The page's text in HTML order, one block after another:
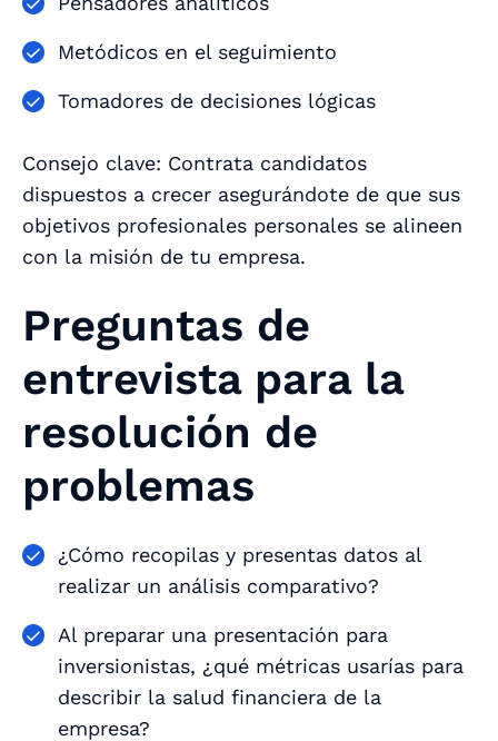
Metódicos en el seguimiento
Tomadores de decisiones lógicas
Consejo clave: Contrata candidatos
dispuestos a crecer asegurándote de que sus
objetivos profesionales personales se alineen
con la misión de tu empresa.
Preguntas de
entrevista para la
resolución de
problemas
¿Cómo recopilas y presentas datos al
realizar un análisis comparativo?
Al preparar una presentación para
inversionistas, ¿qué métricas usarías para
describir la salud financiera de la
empresa?